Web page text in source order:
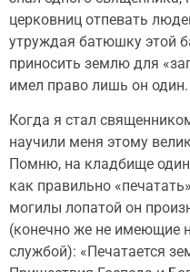
церковниц отпевать
утруждая батюшку этой
приносить землю для
имел право лишь он один.
Когда я стал
научили меня этому
Помню, на кладбище
как правильно
могилы лопатой он
(конечно же не имеющие
службой): «Печатается